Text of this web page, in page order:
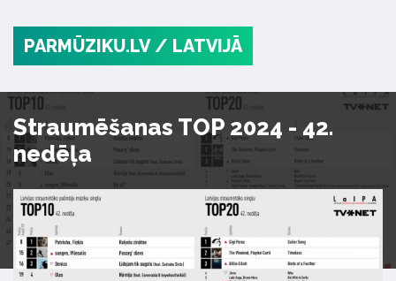
PARMŪZIKU.LV / LATVIJĀ
Straumēšanas TOP 2024 - 42.
nedēļa